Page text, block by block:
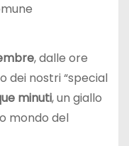
, dalle ore
dei nostri “special
minuti, un giallo
mondo del